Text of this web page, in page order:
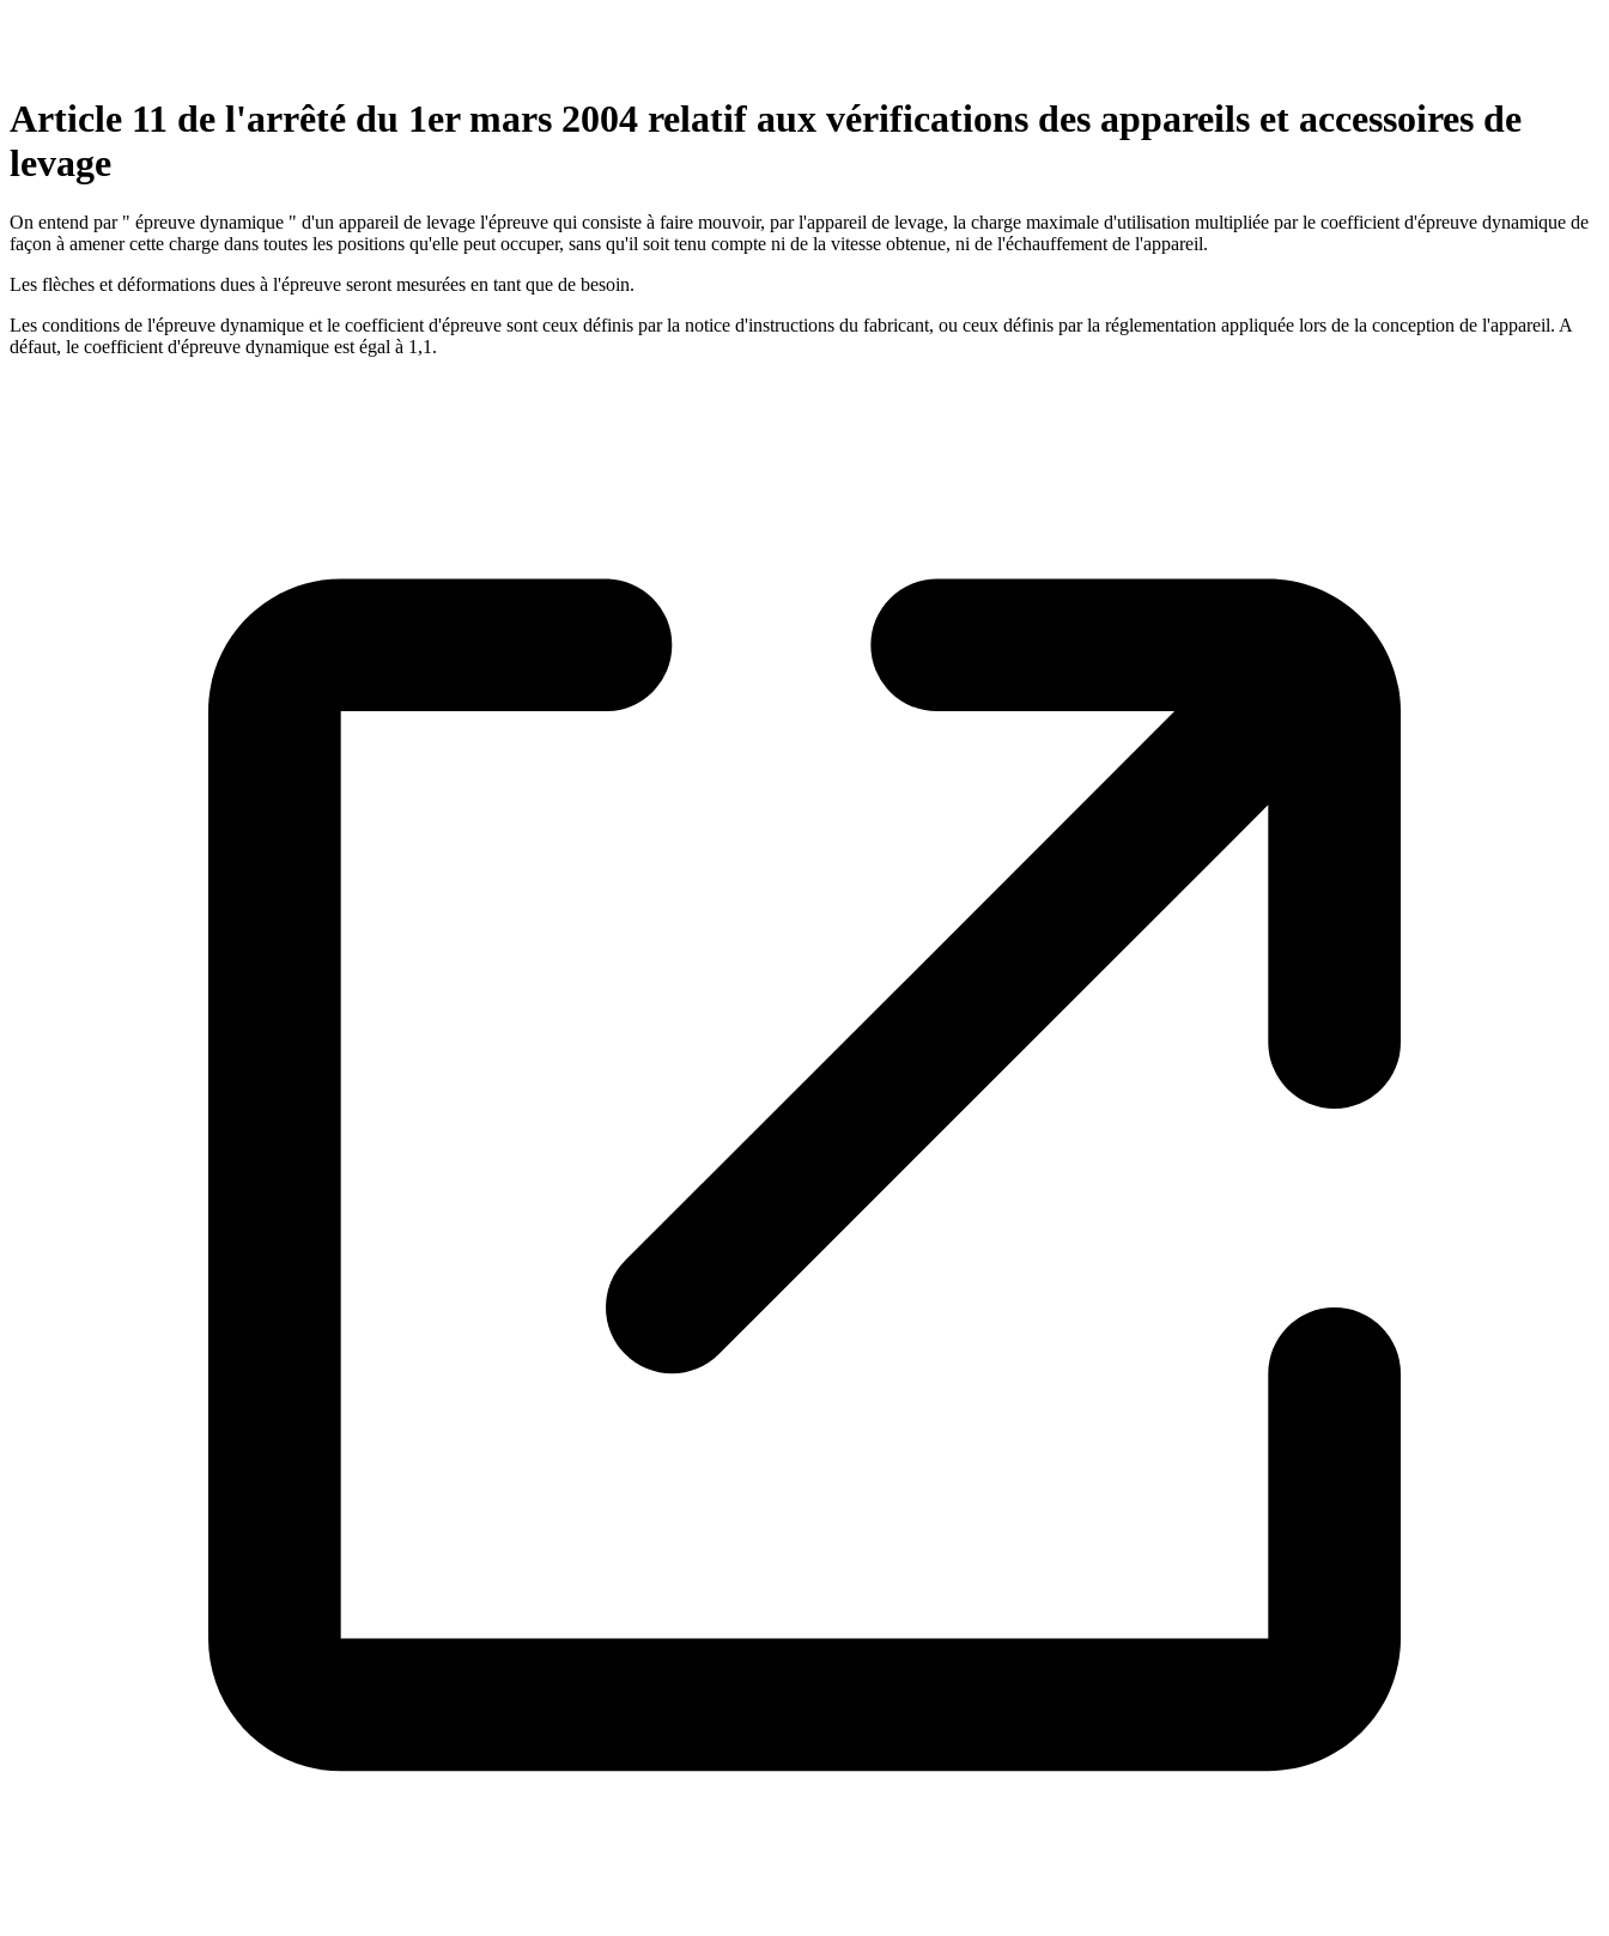
Article 11 de l'arrêté du 1er mars 2004 relatif aux vérifications des appareils et accessoires de
levage
On entend par " épreuve dynamique " d'un appareil de levage l'épreuve qui consiste à faire mouvoir, par l'appareil de levage, la charge maximale d'utilisation multipliée par le coefficient d'épreuve dynamique de
façon à amener cette charge dans toutes les positions qu'elle peut occuper, sans qu'il soit tenu compte ni de la vitesse obtenue, ni de l'échauffement de l'appareil.
Les flèches et déformations dues à l'épreuve seront mesurées en tant que de besoin.
Les conditions de l'épreuve dynamique et le coefficient d'épreuve sont ceux définis par la notice d'instructions du fabricant, ou ceux définis par la réglementation appliquée lors de la conception de l'appareil. A
défaut, le coefficient d'épreuve dynamique est égal à 1,1.